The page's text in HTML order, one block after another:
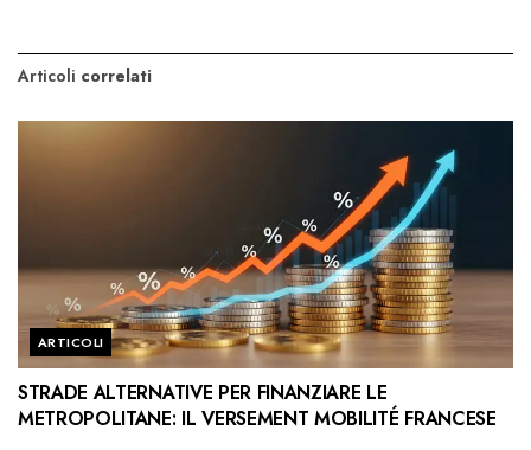
Articoli correlati
ARTICOLI
STRADE ALTERNATIVE PER FINANZIARE LE
METROPOLITANE: IL VERSEMENT MOBILITÉ FRANCESE